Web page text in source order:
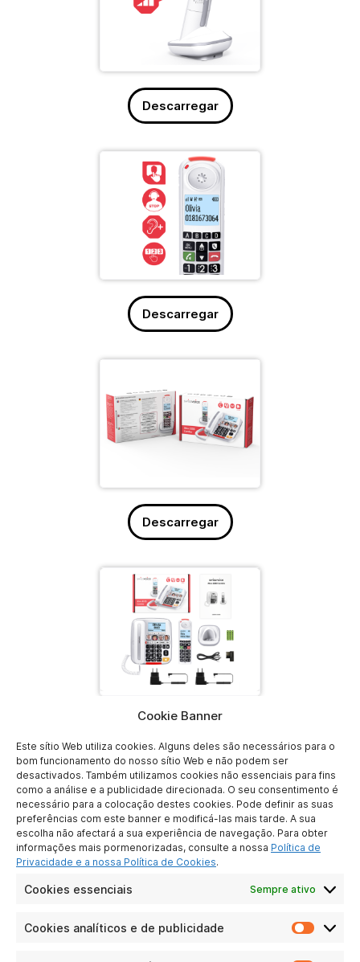
Cookie Banner
Este sítio Web utiliza cookies. Alguns deles são necessários para o
bom funcionamento do nosso sítio Web e não podem ser
desactivados. Também utilizamos cookies não essenciais para fins
como a análise e a publicidade direcionada. O seu consentimento é
necessário para a colocação destes cookies. Pode definir as suas
preferências com este banner e modificá-las mais tarde. A sua
escolha não afectará a sua experiência de navegação. Para obter
informações mais pormenorizadas, consulte a nossa Política de
Privacidade e a nossa Política de Cookies.
Cookies essenciais Sempre ativo
Cookies analíticos e de publicidade
Descarregar
Descarregar
Descarregar
ATLINKS EUROPE
28 Boulevard Belle Rive
France